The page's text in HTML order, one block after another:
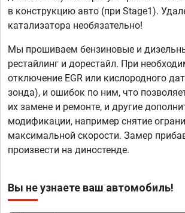
в конструкцию авто (при Stage1).
катализатора необязательно!
Мы прошиваем бензиновые и
рестайлинг и дорестайл. При
отключение EGR или кислородного
зонда), и ошибок по ним, что
их замене и ремонте, и другие
модификации, например снятие
максимальной скорости. Замер
произвести на диностенде.
Вы не узнаете ваш автомобиль!